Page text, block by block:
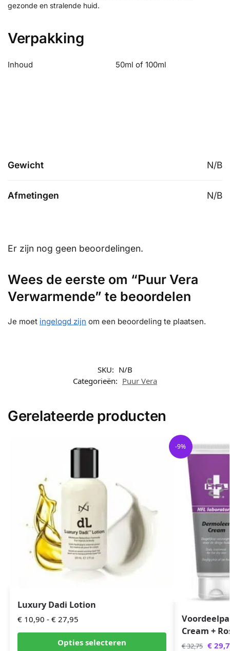
gezonde en stralende huid.
Verpakking
Inhoud 50ml of 100ml
Gewicht N/B
Afmetingen N/B
Er zijn nog geen beoordelingen.
Wees de eerste om “Puur Vera
Verwarmende” te beoordelen
Je moet ingelogd zijn om een beoordeling te plaatsen.
SKU: N/B
Categorieën: Puur Vera
Gerelateerde producten
Luxury Dadi Lotion
€10,90 - €27,95
Opties selecteren
-9%
Cream +
€32,75 €